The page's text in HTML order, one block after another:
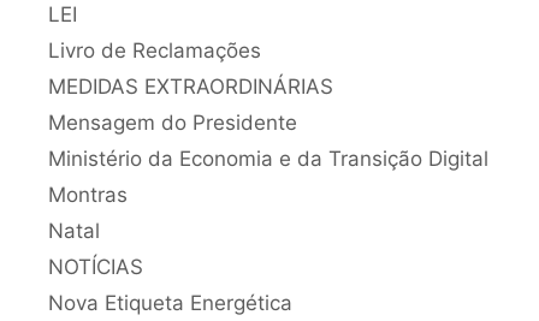
LEI
Livro de Reclamações
MEDIDAS EXTRAORDINÁRIAS
Mensagem do Presidente
Ministério da Economia e da Transição Digital
Montras
Natal
NOTÍCIAS
Nova Etiqueta Energética